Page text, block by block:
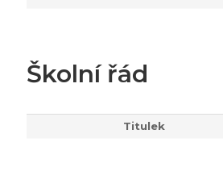
Školní řád
Titulek